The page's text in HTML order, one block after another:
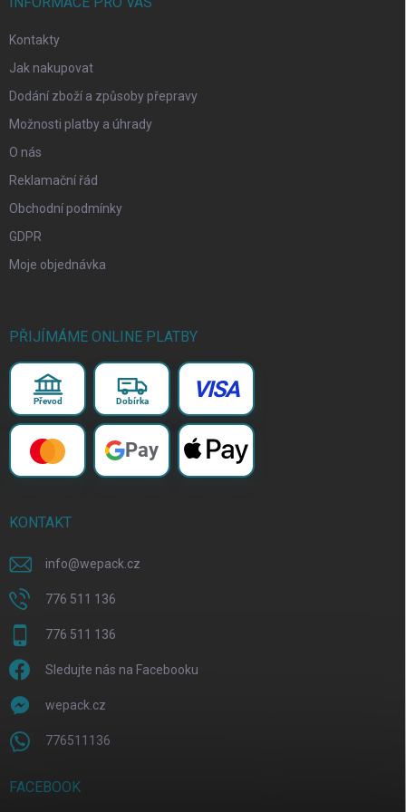
Kontakty
Jak nakupovat
Dodání zboží a způsoby přepravy
Možnosti platby a úhrady
O nás
Reklamační řád
Obchodní podmínky
GDPR
Moje objednávka
PŘIJÍMÁME ONLINE PLATBY
Převod Dobírka VISA
Pay
KONTAKT
info@wepack.cz
776 511 136
776 511 136
Sledujte nás na Facebooku
wepack.cz
776511136
FACEBOOK